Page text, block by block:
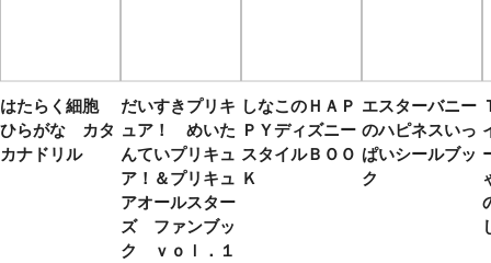
はたらく細胞
ひらがな カタ
カナドリル
だいすきプリキ
ュア！ めいた
んていプリキュ
ア！＆プリキュ
アオールスター
ズ ファンブッ
ク ｖｏｌ．１
しなこのＨＡＰ
ＰＹディズニー
スタイルＢＯＯ
Ｋ
エスターバニー
のハピネスいっ
ぱいシールブッ
ク